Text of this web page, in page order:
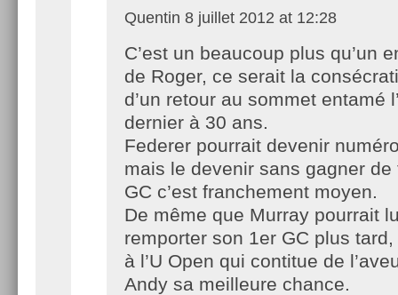
Quentin 8 juillet 2012 at 12:28
C’est un beaucoup plus qu’un
de Roger, ce serait la
d’un retour au sommet entamé
dernier à 30 ans.
Federer pourrait devenir
mais le devenir sans gagner de
GC c’est franchement moyen.
De même que Murray pourrait
remporter son 1er GC plus
à l’U Open qui contitue de
Andy sa meilleure chance.